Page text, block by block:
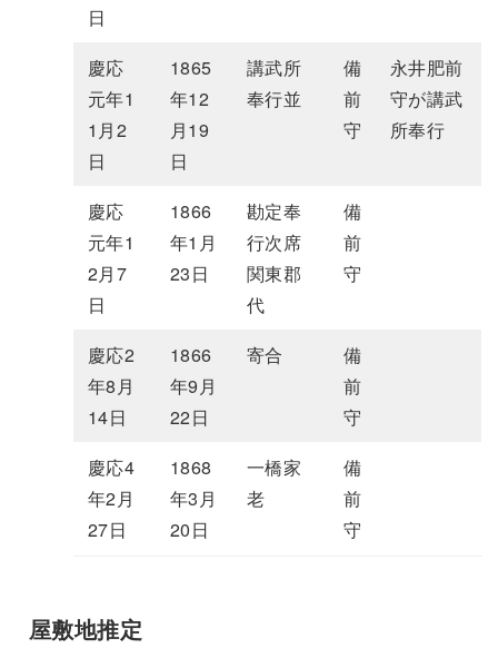
日
慶応
元年1
1月2
日
1865
年12
月19
日
講武所
奉行並
備
前
守
永井肥前
守が講武
所奉行
慶応
元年1
2月7
日
1866
年1月
23日
勘定奉
行次席
関東郡
代
備
前
守
慶応2
年8月
14日
1866
年9月
22日
寄合
備
前
守
慶応4
年2月
27日
1868
年3月
20日
一橋家
老
備
前
守
屋敷地推定